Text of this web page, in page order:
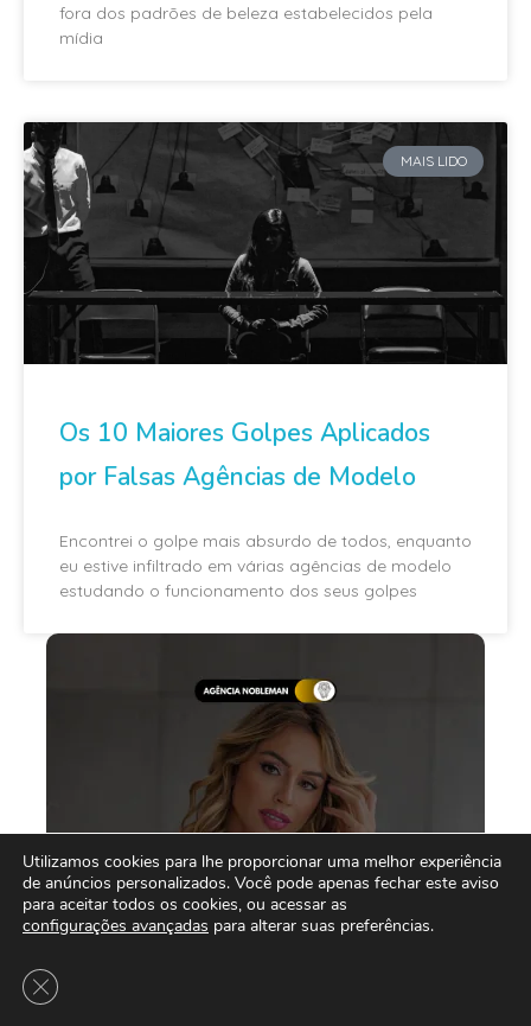
fora dos padrões de beleza estabelecidos pela
mídia
MAIS LIDO
Os 10 Maiores Golpes Aplicados
por Falsas Agências de Modelo
Encontrei o golpe mais absurdo de todos, enquanto
eu estive infiltrado em várias agências de modelo
estudando o funcionamento dos seus golpes
Utilizamos cookies para lhe proporcionar uma melhor experiência
de anúncios personalizados. Você pode apenas fechar este aviso
para aceitar todos os cookies, ou acessar as
configurações avançadas para alterar suas preferências.
Close GDPR Cookie Banner